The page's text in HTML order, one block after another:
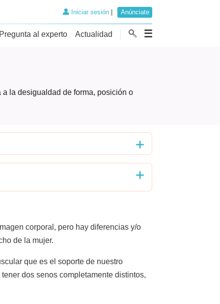
Iniciar sesión| Anúnciate
al experto Actualidad
la desigualdad de forma, posición o
corporal, pero hay diferencias y/o
de la mujer.
que es el soporte de nuestro
dos senos completamente distintos,